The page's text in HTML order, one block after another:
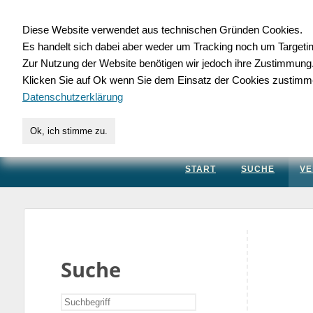
für Handwerk,
START SUCHE
Suche
Diese Website verwendet aus technischen Gründen Cookies.
Es handelt sich dabei aber weder um Tracking noch um
Zur Nutzung der Website benötigen wir jedoch ihre Zustimmung.
Klicken Sie auf Ok wenn Sie dem Einsatz der Cookies
Datenschutzerklärung
Ok, ich stimme zu.